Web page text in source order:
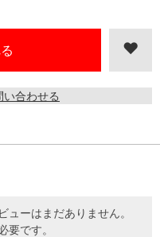
い合わせる
ューはまだありません。
要です。